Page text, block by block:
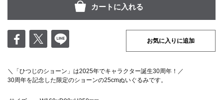
お気に入りに追加
＼「ひつじのショーン」は2025年でキャラクター誕生30周年！／
30周年を記念した限定のショーンの25cmぬいぐるみです。